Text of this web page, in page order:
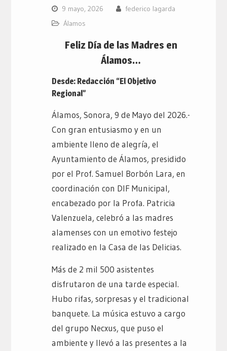
9 mayo, 2026
federico lagarda
Álamos
Feliz Día de las Madres en
Álamos…
Desde: Redacción “El Objetivo
Regional”
Álamos, Sonora, 9 de Mayo del 2026.-
Con gran entusiasmo y en un
ambiente lleno de alegría, el
Ayuntamiento de Álamos, presidido
por el Prof. Samuel Borbón Lara, en
coordinación con DIF Municipal,
encabezado por la Profa. Patricia
Valenzuela, celebró a las madres
alamenses con un emotivo festejo
realizado en la Casa de las Delicias.
Más de 2 mil 500 asistentes
disfrutaron de una tarde especial.
Hubo rifas, sorpresas y el tradicional
banquete. La música estuvo a cargo
del grupo Necxus, que puso el
ambiente y llevó a las presentes a la